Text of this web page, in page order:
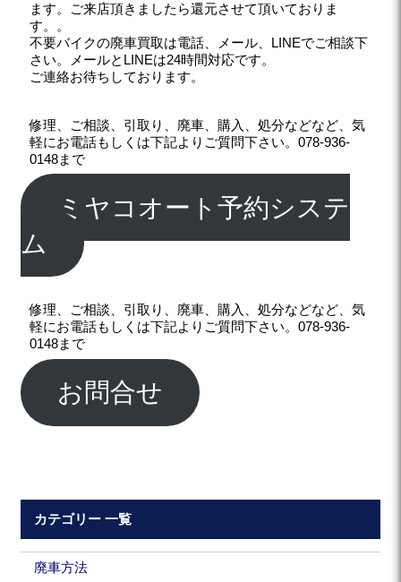
ます。ご来店頂きましたら還元させて頂いておりま
す。。
不要バイクの廃車買取は電話、メール、LINEでご相談下
さい。メールとLINEは24時間対応です。
ご連絡お待ちしております。
修理、ご相談、引取り、廃車、購入、処分などなど、気
軽にお電話もしくは下記よりご質問下さい。078-936-
0148まで
ミヤコオート予約システ
ム
修理、ご相談、引取り、廃車、購入、処分などなど、気
軽にお電話もしくは下記よりご質問下さい。078-936-
0148まで
お問合せ
カテゴリー 一覧
廃車方法